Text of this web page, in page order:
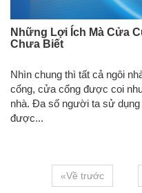
Những Lợi Ích Mà Cửa
Chưa Biết
Nhìn chung thì tất cả ngôi
cổng, cửa cổng được coi
nhà. Đa số người ta sử
được...
«Về trước